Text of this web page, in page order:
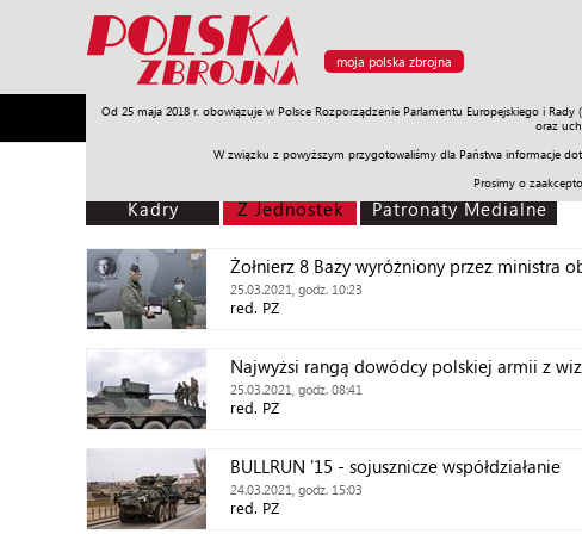
moja polska zbrojna
Od 25 maja 2018 r. obowiązuje w Polsce Rozporządzenie Parlamentu Europejskiego i
oraz
W związku z powyższym przygotowaliśmy dla Państwa informacje
Prosimy o
Armia Poligon Sprzęt Misje Polityka Prawo Świat
Kadry Z Jednostek Patronaty Medialne
Żołnierz 8 Bazy wyróżniony przez ministra
25.03.2021, godz. 10:23
red. PZ
Najwyżsi rangą dowódcy polskiej armii z
25.03.2021, godz. 08:41
red. PZ
BULLRUN '15 - sojusznicze współdziałanie
24.03.2021, godz. 15:03
red. PZ